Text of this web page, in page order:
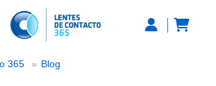
365 Blog